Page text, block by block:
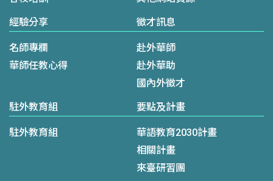
經驗分享
名師專欄
華師任教心得
徵才訊息
赴外華師
赴外華助
國內外徵才
駐外教育組
駐外教育組
要點及計畫
華語教育2030計畫
相關計畫
來臺研習團